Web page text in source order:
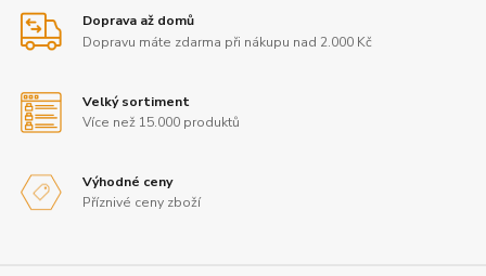
Doprava až domů
Dopravu máte zdarma při nákupu nad 2.000 Kč
Velký sortiment
Více než 15.000 produktů
Výhodné ceny
Příznivé ceny zboží